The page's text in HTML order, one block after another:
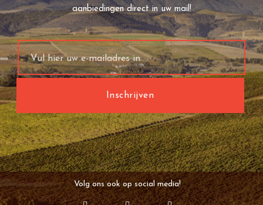
aanbiedingen direct in uw mail!
Volg ons ook op social media!